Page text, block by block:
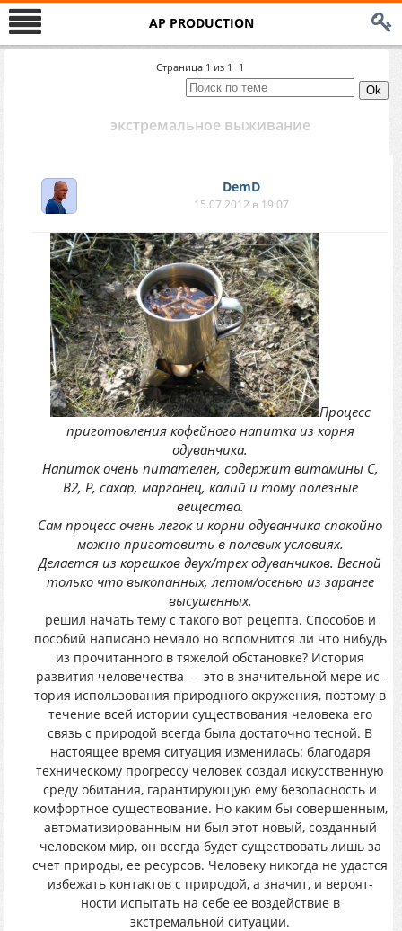
AP PRODUCTION
Страница 1 из 1 1
экстремальное выживание
DemD
15.07.2012 в 19:07
Процесс
приготовления кофейного напитка из корня
одуванчика.
Напиток очень питателен, содержит витамины С,
В2, Р, сахар, марганец, калий и тому полезные
вещества.
Сам процесс очень легок и корни одуванчика спокойно
можно приготовить в полевых условиях.
Делается из корешков двух/трех одуванчиков. Весной
только что выкопанных, летом/осенью из заранее
высушенных.
решил начать тему с такого вот рецепта. Способов и
пособий написано немало но вспомнится ли что нибудь
из прочитанного в тяжелой обстановке? История
развития человечества — это в значительной мере ис­
тория использования природного окружения, поэтому в
течение всей истории существования человека его
связь с природой всегда была достаточно тесной. В
настоящее время ситуация изменилась: благодаря
техническому прогрессу человек создал искусственную
среду обитания, гарантирующую ему безопасность и
комфортное существование. Но каким бы совершенным,
автоматизированным ни был этот новый, созданный
человеком мир, он всегда будет существовать лишь за
счет природы, ее ресурсов. Человеку никог­да не удастся
избежать контактов с природой, а значит, и вероят­
ности испытать на себе ее воздействие в
экстремальной ситуации.